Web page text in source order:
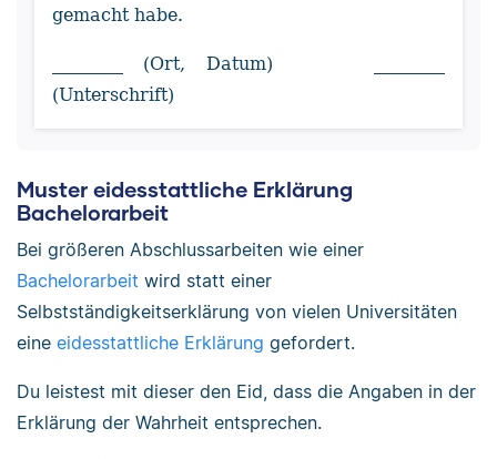
gemacht habe.
________ (Ort, Datum) ________
(Unterschrift)
Muster eidesstattliche Erklärung
Bachelorarbeit
Bei größeren Abschlussarbeiten wie einer
Bachelorarbeit wird statt einer
Selbstständigkeitserklärung von vielen Universitäten
eine eidesstattliche Erklärung gefordert.
Du leistest mit dieser den Eid, dass die Angaben in der
Erklärung der Wahrheit entsprechen.